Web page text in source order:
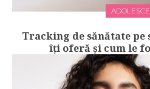
Tracking de sănătate pe
îți oferă și cum le